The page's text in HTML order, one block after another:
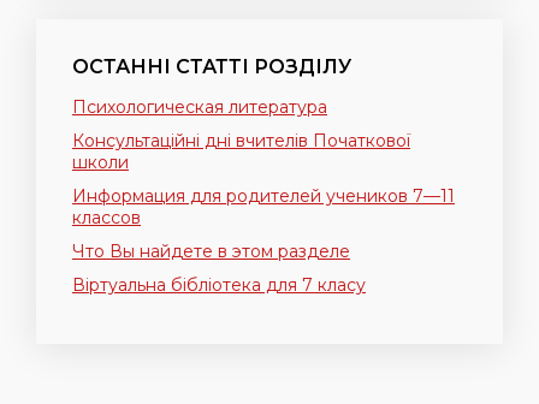
ОСТАННІ СТАТТІ РОЗДІЛУ
Психологическая литература
Консультаційні дні вчителів Початкової
школи
Информация для родителей учеников 7—11
классов
Что Вы найдете в этом разделе
Віртуальна бібліотека для 7 класу